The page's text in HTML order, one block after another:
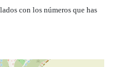
con los números que has